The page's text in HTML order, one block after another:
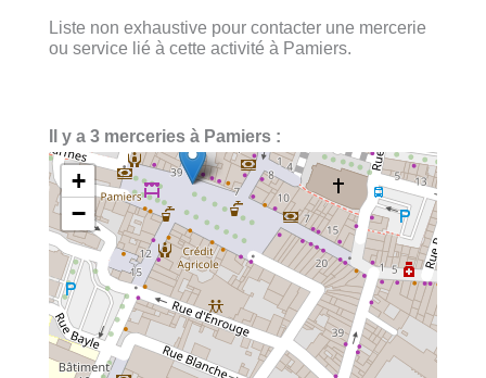
Liste non exhaustive pour contacter une mercerie
ou service lié à cette activité à Pamiers.
Il y a 3 merceries à Pamiers :
+
−